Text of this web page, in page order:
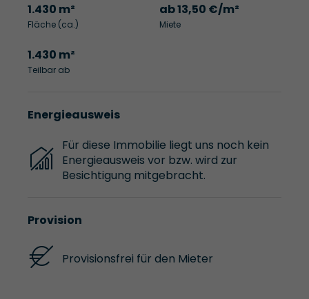
1.430 m²
Fläche (ca.)
ab 13,50 €/m²
Miete
1.430 m²
Teilbar ab
Energieausweis
Für diese Immobilie liegt uns noch kein
Energieausweis vor bzw. wird zur
Besichtigung mitgebracht.
Provision
Provisionsfrei für den Mieter